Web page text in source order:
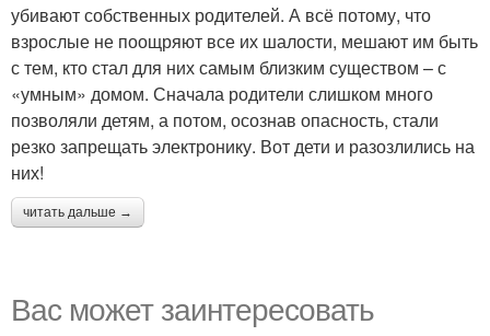
убивают собственных родителей. А всё потому, что
взрослые не поощряют все их шалости, мешают им быть
с тем, кто стал для них самым близким существом – с
«умным» домом. Сначала родители слишком много
позволяли детям, а потом, осознав опасность, стали
резко запрещать электронику. Вот дети и разозлились на
них!
читать дальше →
Вас может заинтересовать